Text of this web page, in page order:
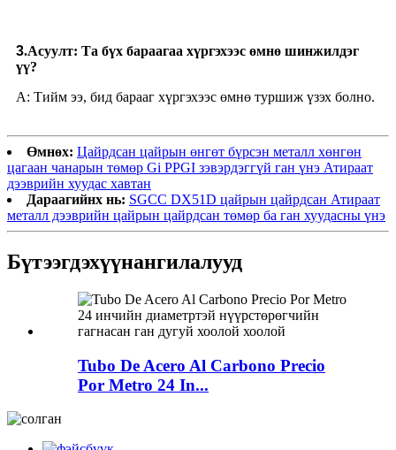
3.Асуулт: Та бүх бараагаа хүргэхээс өмнө шинжилдэг
үү?
А: Тийм ээ, бид барааг хүргэхээс өмнө туршиж үзэх болно.
Өмнөх: Цайрдсан цайрын өнгөт бүрсэн металл хөнгөн
цагаан чанарын төмөр Gi PPGI зэвэрдэггүй ган үнэ Атираат
дээврийн хуудас хавтан
Дараагийнх нь: SGCC DX51D цайрын цайрдсан Атираат
металл дээврийн цайрын цайрдсан төмөр ба ган хуудасны үнэ
Бүтээгдэхүүнангилалууд
Tubo De Acero Al Carbono Precio
Por Metro 24 In...